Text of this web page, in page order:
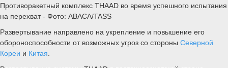
Противоракетный комплекс THAAD во время успешного испытания
на перехват - Фото: ABACA/TASS
Развертывание направлено на укрепление и повышение его
обороноспособности от возможных угроз со стороны Северной
Кореи и Китая